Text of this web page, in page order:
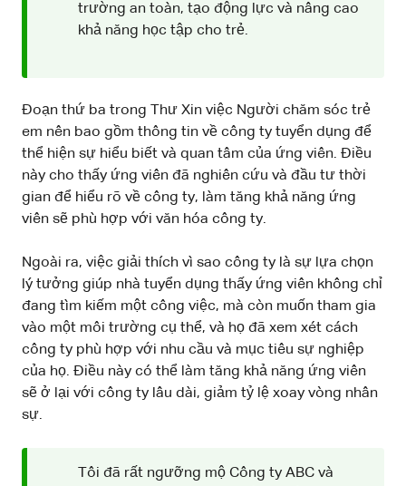
trường an toàn, tạo động lực và nâng cao
khả năng học tập cho trẻ.
Đoạn thứ ba trong Thư Xin việc Người chăm sóc trẻ
em nên bao gồm thông tin về công ty tuyển dụng để
thể hiện sự hiểu biết và quan tâm của ứng viên. Điều
này cho thấy ứng viên đã nghiên cứu và đầu tư thời
gian để hiểu rõ về công ty, làm tăng khả năng ứng
viên sẽ phù hợp với văn hóa công ty.
Ngoài ra, việc giải thích vì sao công ty là sự lựa chọn
lý tưởng giúp nhà tuyển dụng thấy ứng viên không chỉ
đang tìm kiếm một công việc, mà còn muốn tham gia
vào một môi trường cụ thể, và họ đã xem xét cách
công ty phù hợp với nhu cầu và mục tiêu sự nghiệp
của họ. Điều này có thể làm tăng khả năng ứng viên
sẽ ở lại với công ty lâu dài, giảm tỷ lệ xoay vòng nhân
sự.
Tôi đã rất ngưỡng mộ Công ty ABC và